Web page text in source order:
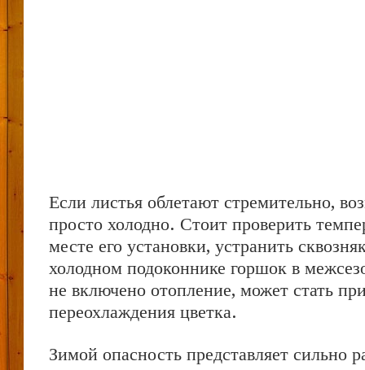
Если листья облетают стремительно,
просто холодно. Стоит проверить
месте его установки, устранить
холодном подоконнике горшок в
не включено отопление, может стать
переохлаждения цветка.
Зимой опасность представляет сильно